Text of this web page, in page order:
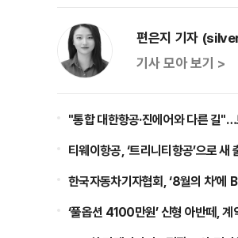
편은지 기자
기사 모아 보기 >
"통합 대한항공·진에어와 다른 길
티웨이항공, ‘트리니티항공’으로
한국자동차기자협회, ‘8월의 차’에
‘풀옵션 4100만원’ 신형 아반떼, 계